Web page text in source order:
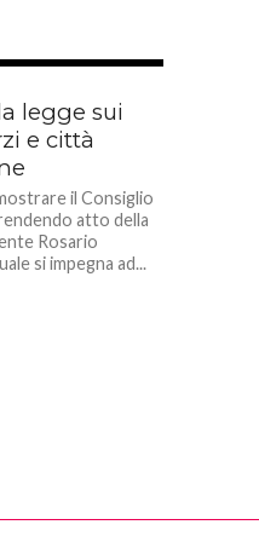
legge sui
e città
il Consiglio
atto della
Rosario
si impegna ad...